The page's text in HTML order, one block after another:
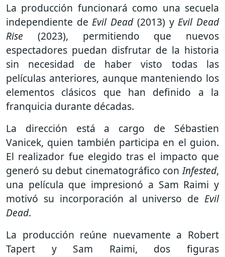
La producción funcionará como una secuela
independiente deEvil Dead(2013) yEvil Dead
Rise (2023), permitiendo que nuevos
espectadores puedan disfrutar de la historia
sin necesidad de haber visto todas las
películas anteriores, aunque manteniendo los
elementos clásicos que han definido a la
franquicia durante décadas.
La dirección está a cargo de Sébastien
Vanicek, quien también participa en el guion.
El realizador fue elegido tras el impacto que
generó su debut cinematográfico conInfested,
una película que impresionó a Sam Raimi y
motivó su incorporación al universo de Evil
Dead.
La producción reúne nuevamente a Robert
Tapert y Sam Raimi, dos figuras